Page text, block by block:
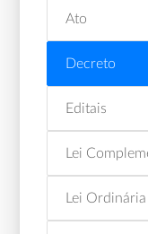
Ato
Decreto
Editais
Lei
Lei Ordinária